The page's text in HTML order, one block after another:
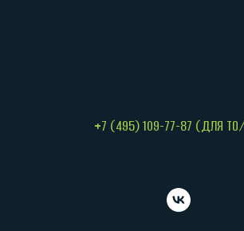
+7 (495) 109-77-87 (ДЛЯ